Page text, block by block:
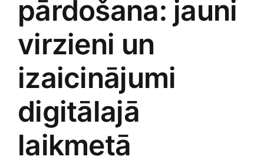
Jaunākie pārdevēji
Grāmatas
Gudrā māja
Mājai un remontam
Mājražotājiem
pārdošana: jauni
virzieni un
izaicinājumi
digitālajā
laikmetā